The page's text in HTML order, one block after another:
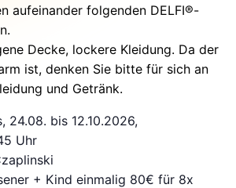
aufeinander folgenden DELFI®-
Decke, lockere Kleidung. Da der
ist, denken Sie bitte für sich an
und Getränk.
24.08. bis 12.10.2026,
Uhr
+ Kind einmalig 80€ für 8x